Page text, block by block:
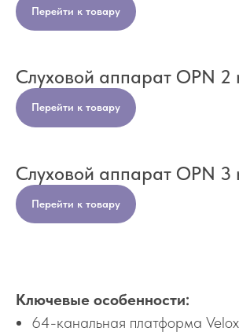
Перейти к товару
Слуховой аппарат OPN 2
Перейти к товару
Слуховой аппарат OPN 3
Перейти к товару
Ключевые особенности:
64-канальная платформа